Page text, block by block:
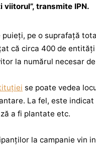
transmite IPN.
puieți, pe o suprafață
că circa 400 de entități
la numărul necesar
se poate vedea
La fel, este indicat
a fi plantate etc.
la campanie vin